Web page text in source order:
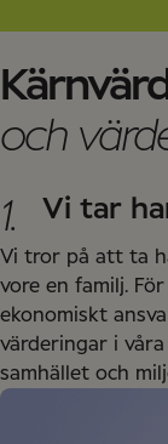
och
1.
Vi tar
Vi tror på att ta
vore en familj.
ekonomiskt
värderingar i
samhället och